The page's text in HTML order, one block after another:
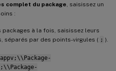
complet du package , saisissez un
:
à la fois, saisissez leurs
séparés par des points-virgules ( ; ).